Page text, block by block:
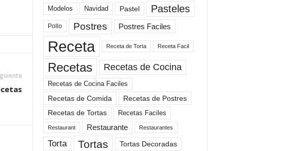
Modelos Navidad Pastel Pasteles
Pollo Postres Postres Faciles
Receta Receta de Torta Receta Facil
Recetas Recetas de Cocina
Recetas de Cocina Faciles
Recetas de Comida
Recetas de Postres
Recetas de Tortas
Recetas Faciles
Restaurant Restaurante Restaurantes
Torta Tortas Tortas Decoradas